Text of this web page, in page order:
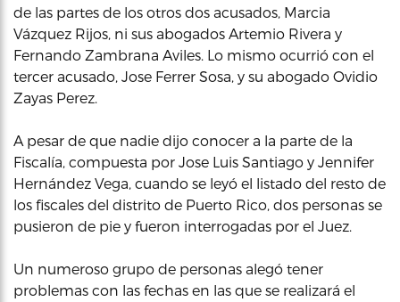
de las partes de los otros dos acusados, Marcia
Vázquez Rijos, ni sus abogados Artemio Rivera y
Fernando Zambrana Aviles. Lo mismo ocurrió con el
tercer acusado, Jose Ferrer Sosa, y su abogado Ovidio
Zayas Perez.
A pesar de que nadie dijo conocer a la parte de la
Fiscalía, compuesta por Jose Luis Santiago y Jennifer
Hernández Vega, cuando se leyó el listado del resto de
los fiscales del distrito de Puerto Rico, dos personas se
pusieron de pie y fueron interrogadas por el Juez.
Un numeroso grupo de personas alegó tener
problemas con las fechas en las que se realizará el